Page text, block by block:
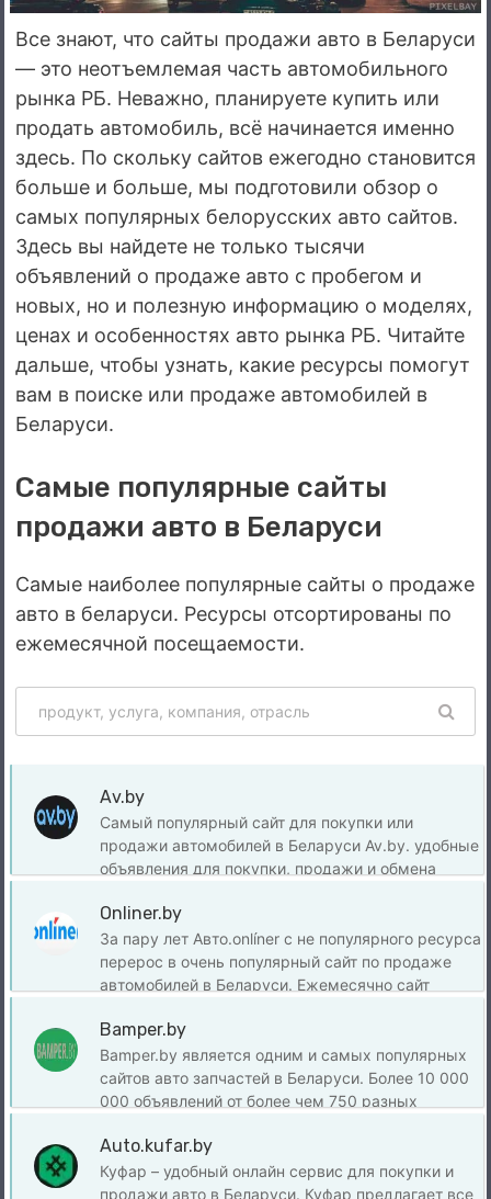
Все знают, что сайты продажи авто в Беларуси
— это неотъемлемая часть автомобильного
рынка РБ. Неважно, планируете купить или
продать автомобиль, всё начинается именно
здесь. По скольку сайтов ежегодно становится
больше и больше, мы подготовили обзор о
самых популярных белорусских авто сайтов.
Здесь вы найдете не только тысячи
объявлений о продаже авто с пробегом и
новых, но и полезную информацию о моделях,
ценах и особенностях авто рынка РБ. Читайте
дальше, чтобы узнать, какие ресурсы помогут
вам в поиске или продаже автомобилей в
Беларуси.
Самые популярные сайты
продажи авто в Беларуси
Самые наиболее популярные сайты о продаже
авто в беларуси. Ресурсы отсортированы по
ежемесячной посещаемости.
Av.by
Самый популярный сайт для покупки или
продажи автомобилей в Беларуси Av.by. удобные
объявления для покупки, продажи и обмена
автозапчастей. Здесь вы найдёте свежие авто
новости, экспертные обзоры, фото и полезную
информацию о лизинге и эксплуатации
автомобилей. Сайт активно развивается, а
Каждый месяц его посещают свыше 11
миллионов автолюбителей, что делает платформу
одним из ведущих ресурсов для поиска и
продажи автомобилей.
Onliner.by
За пару лет Авто.оnlíner с не популярного ресурса
перерос в очень популярный сайт по продаже
автомобилей в Беларуси. Ежемесячно сайт
уникальных посетителей. Сайт предлагает
обширную базу объявлений о продаже новых и
подержанных транспортных средств по всей
Беларуси. Кроме того, Onlíner регулярно
для общения и включает другие категории
объявлений, такие как недвижимость.
Bamper.by
Bamper.by является одним и самых популярных
сайтов авто запчастей в Беларуси. Более 10 000
000 объявлений от более чем 750 разных
статьи и видео, также на сайте буквально можно
найти всё, начиная с авто музыки заканчивая
кузовными элементами. Категория
Auto.kufar.by
Куфар – удобный онлайн сервис для покупки и
продажи авто в Беларуси. Куфар предлагает все